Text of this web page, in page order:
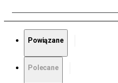
Powiązane
Polecane